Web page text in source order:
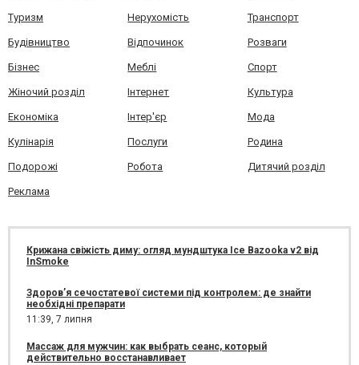
Туризм Нерухомість Транспорт
Будівництво Відпочинок Розваги
Бізнес Меблі Спорт
Жіночий розділ Інтернет Культура
Економіка Інтер'єр Мода
Кулінарія Послуги Родина
Подорожі Робота Дитячий розділ
Реклама
Крижана свіжість диму: огляд мундштука Ice Bazooka v2 від
InSmoke
Здоров’я сечостатевої системи під контролем: де знайти
необхідні препарати
11:39, 7 липня
Массаж для мужчин: как выбрать сеанс, который
действительно восстанавливает